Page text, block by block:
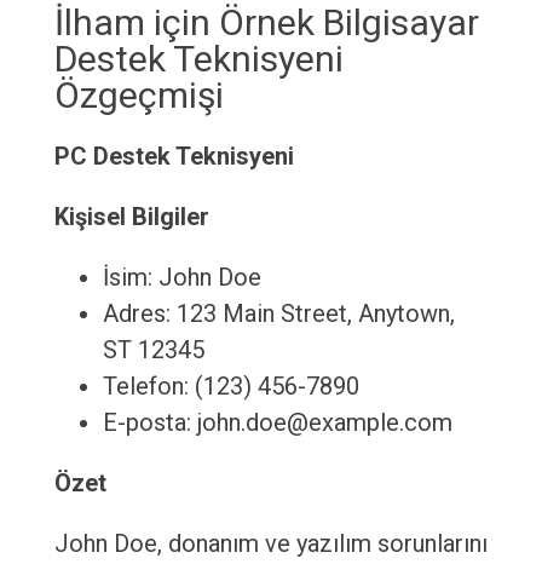
İlham için Örnek Bilgisayar
Destek Teknisyeni
Özgeçmişi
PC Destek Teknisyeni
Kişisel Bilgiler
İsim: John Doe
Adres: 123 Main Street, Anytown,
ST 12345
Telefon: (123) 456-7890
E-posta: john.doe@example.com
Özet
John Doe, donanım ve yazılım sorunlarını